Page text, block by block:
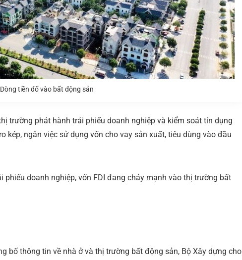
Dòng tiền đổ vào bất động sản
trường phát hành trái phiếu doanh nghiệp và kiểm soát tín dụng
kép, ngăn việc sử dụng vốn cho vay sản xuất, tiêu dùng vào đầu
phiếu doanh nghiệp, vốn FDI đang chảy mạnh vào thị trường bất
bố thông tin về nhà ở và thị trường bất động sản, Bộ Xây dựng cho